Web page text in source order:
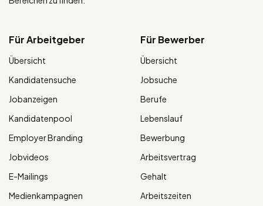
Für Arbeitgeber
Übersicht
Kandidatensuche
Jobanzeigen
Kandidatenpool
Employer Branding
Jobvideos
E-Mailings
Medienkampagnen
Für Bewerber
Übersicht
Jobsuche
Berufe
Lebenslauf
Bewerbung
Arbeitsvertrag
Gehalt
Arbeitszeiten